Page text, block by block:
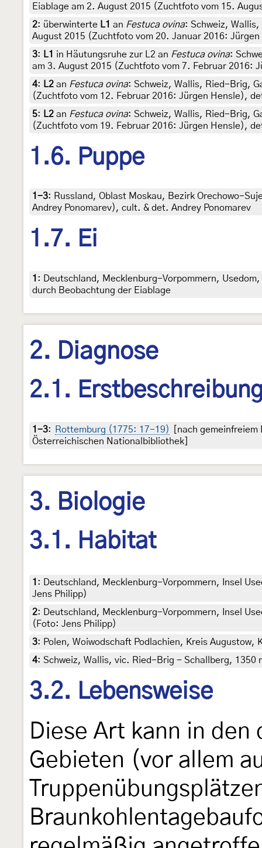
Eiablage am 2. August 2015 (Zuchtfoto vom 15.
2: überwinterte L1 an Festuca ovina: Schweiz,
August 2015 (Zuchtfoto vom 20. Januar 2016:
3: L1 in Häutungsruhe zur L2 an Festuca ovina:
am 3. August 2015 (Zuchtfoto vom 7. Februar 2016:
4: L2 an Festuca ovina: Schweiz, Wallis, Ried-Brig,
(Zuchtfoto vom 12. Februar 2016: Jürgen Hensle),
5: L2 an Festuca ovina: Schweiz, Wallis, Ried-Brig,
(Zuchtfoto vom 19. Februar 2016: Jürgen Hensle),
1.6. Puppe
1-3: Russland, Oblast Moskau, Bezirk Orechowo-
Andrey Ponomarev), cult. & det. Andrey Ponomarev
1.7. Ei
1 :
Deutschland, Mecklenburg-Vorpommern,
durch Beobachtung der Eiablage
2. Diagnose
2.1.
1-3: Rottemburg (1775: 17-19)
[nach
Österreichischen Nationalbibliothek]
3. Biologie
3.1. Habitat
1 :
Deutschland, Mecklenburg-Vorpommern, Insel
Jens Philipp)
2:
Deutschland, Mecklenburg-Vorpommern, Insel
(Foto: Jens Philipp)
3: Polen, Woiwodschaft Podlachien, Kreis
4: Schweiz, Wallis, vic. Ried-Brig - Schallberg, 1350
3.2. Lebensweise
Diese Art kann in
Gebieten (vor allem